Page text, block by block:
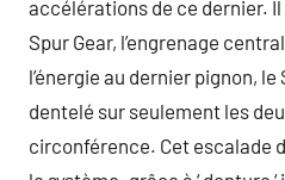
accélérations de ce dernier.
Spur Gear, l’engrenage
l’énergie au dernier pignon,
dentelé sur seulement les
circonférence. Cet escalade